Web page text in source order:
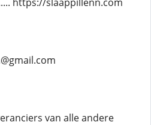
van alle andere